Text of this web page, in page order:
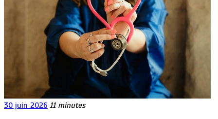
30 juin 2026 11 minutes